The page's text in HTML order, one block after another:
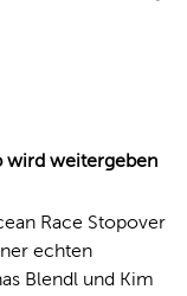
wird weitergeben
Race Stopover
echten
Blendl und Kim